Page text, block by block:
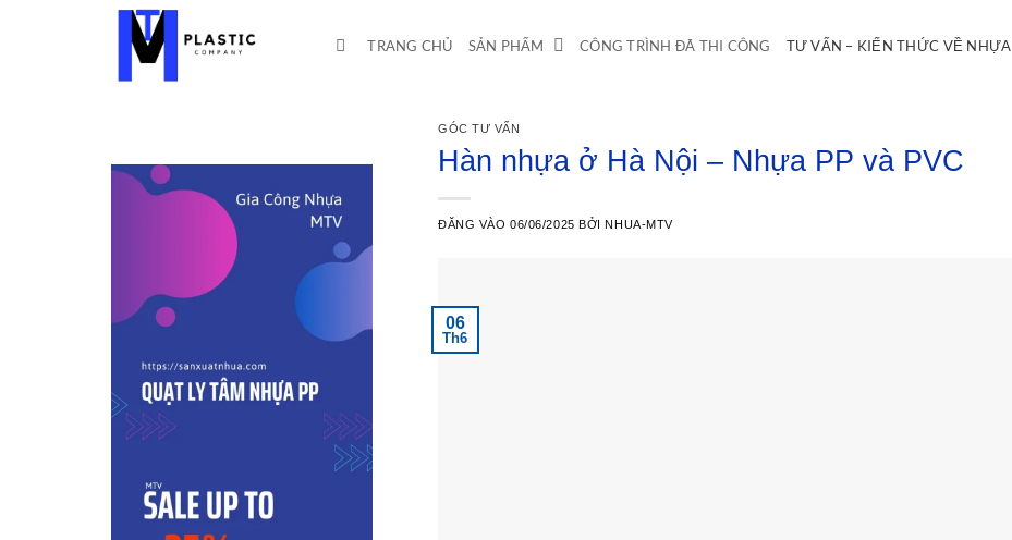
TRANG CHỦ SẢN PHẨM CÔNG TRÌNH ĐÃ THI CÔNG TƯ VẤN – KIẾN THỨC VỀ NHỰA
GÓC TƯ VẤN
Hàn nhựa ở Hà Nội – Nhựa PP và PVC
ĐĂNG VÀO06/06/2025 BỞINHUA-MTV
06
Th6